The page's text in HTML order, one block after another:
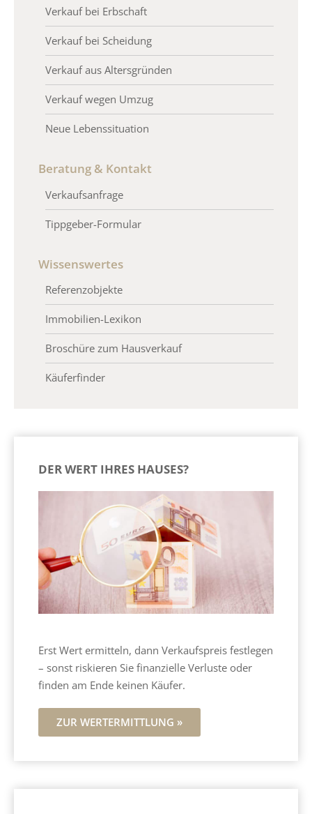
Verkauf bei Erbschaft
Verkauf bei Scheidung
Verkauf aus Altersgründen
Verkauf wegen Umzug
Neue Lebenssituation
Beratung & Kontakt
Verkaufsanfrage
Tippgeber-Formular
Wissenswertes
Referenzobjekte
Immobilien-Lexikon
Broschüre zum Hausverkauf
Käuferfinder
DER WERT IHRES HAUSES?
Erst Wert ermitteln, dann Verkaufspreis festlegen
– sonst riskieren Sie finanzielle Verluste oder
finden am Ende keinen Käufer.
ZUR WERTERMITTLUNG »